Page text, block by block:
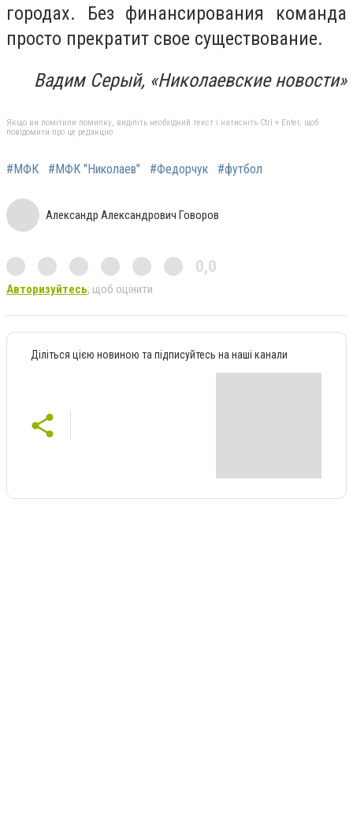
городах. Без финансирования команда
просто прекратит свое существование.
Вадим Серый, «Николаевские новости»
Якщо ви помітили помилку, виділіть необхідний текст і натисніть Ctrl + Enter, щоб
повідомити про це редакцію
#МФК #МФК "Николаев" #Федорчук #футбол
Александр Александрович Говоров
0,0
Авторизуйтесь, щоб оцінити
Діліться цією новиною та підписуйтесь на наші канали